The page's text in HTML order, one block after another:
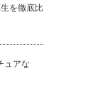
を徹底比
ュアな